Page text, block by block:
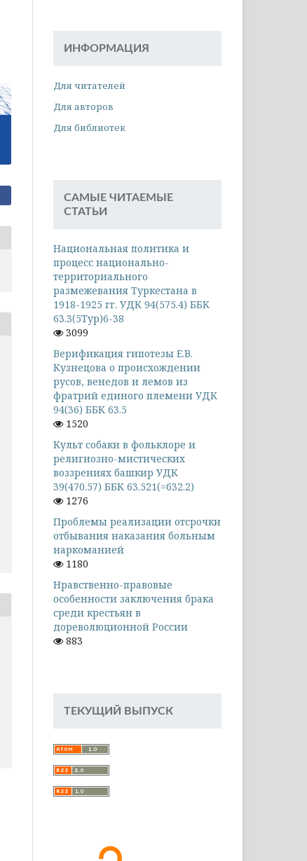
ИНФОРМАЦИЯ
Для читателей
Для авторов
Для библиотек
САМЫЕ ЧИТАЕМЫЕ
СТАТЬИ
Национальная политика и
процесс национально-
территориального
размежевания Туркестана в
1918-1925 гг. УДК 94(575.4) ББК
63.3(5Тур)6-38
3099
Верификация гипотезы Е.В.
Кузнецова о происхождении
русов, венедов и лемов из
фратрий единого племени УДК
94(36) ББК 63.5
1520
Культ собаки в фольклоре и
религиозно-мистических
воззрениях башкир УДК
39(470.57) ББК 63.521(=632.2)
1276
Проблемы реализации отсрочки
отбывания наказания больным
наркоманией
1180
Нравственно-правовые
особенности заключения брака
среди крестьян в
дореволюционной России
883
ТЕКУЩИЙ ВЫПУСК